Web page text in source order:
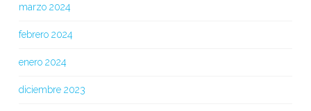
marzo 2024
febrero 2024
enero 2024
diciembre 2023